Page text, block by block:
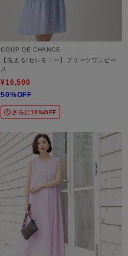
COUP DE CHANCE
【洗える/セレモニー】プリーツワンピー
ス
¥16,500
50%OFF
さらに10%OFF